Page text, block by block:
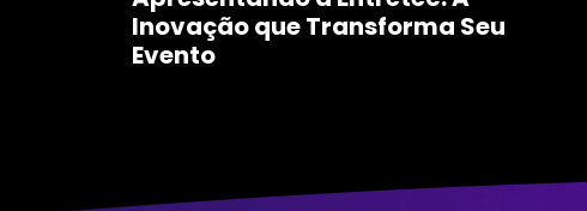
Inovação que Transforma Seu
Evento